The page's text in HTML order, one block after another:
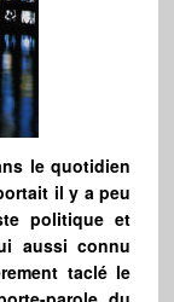
le quotidien
il y a peu
politique et
aussi connu
taclé le